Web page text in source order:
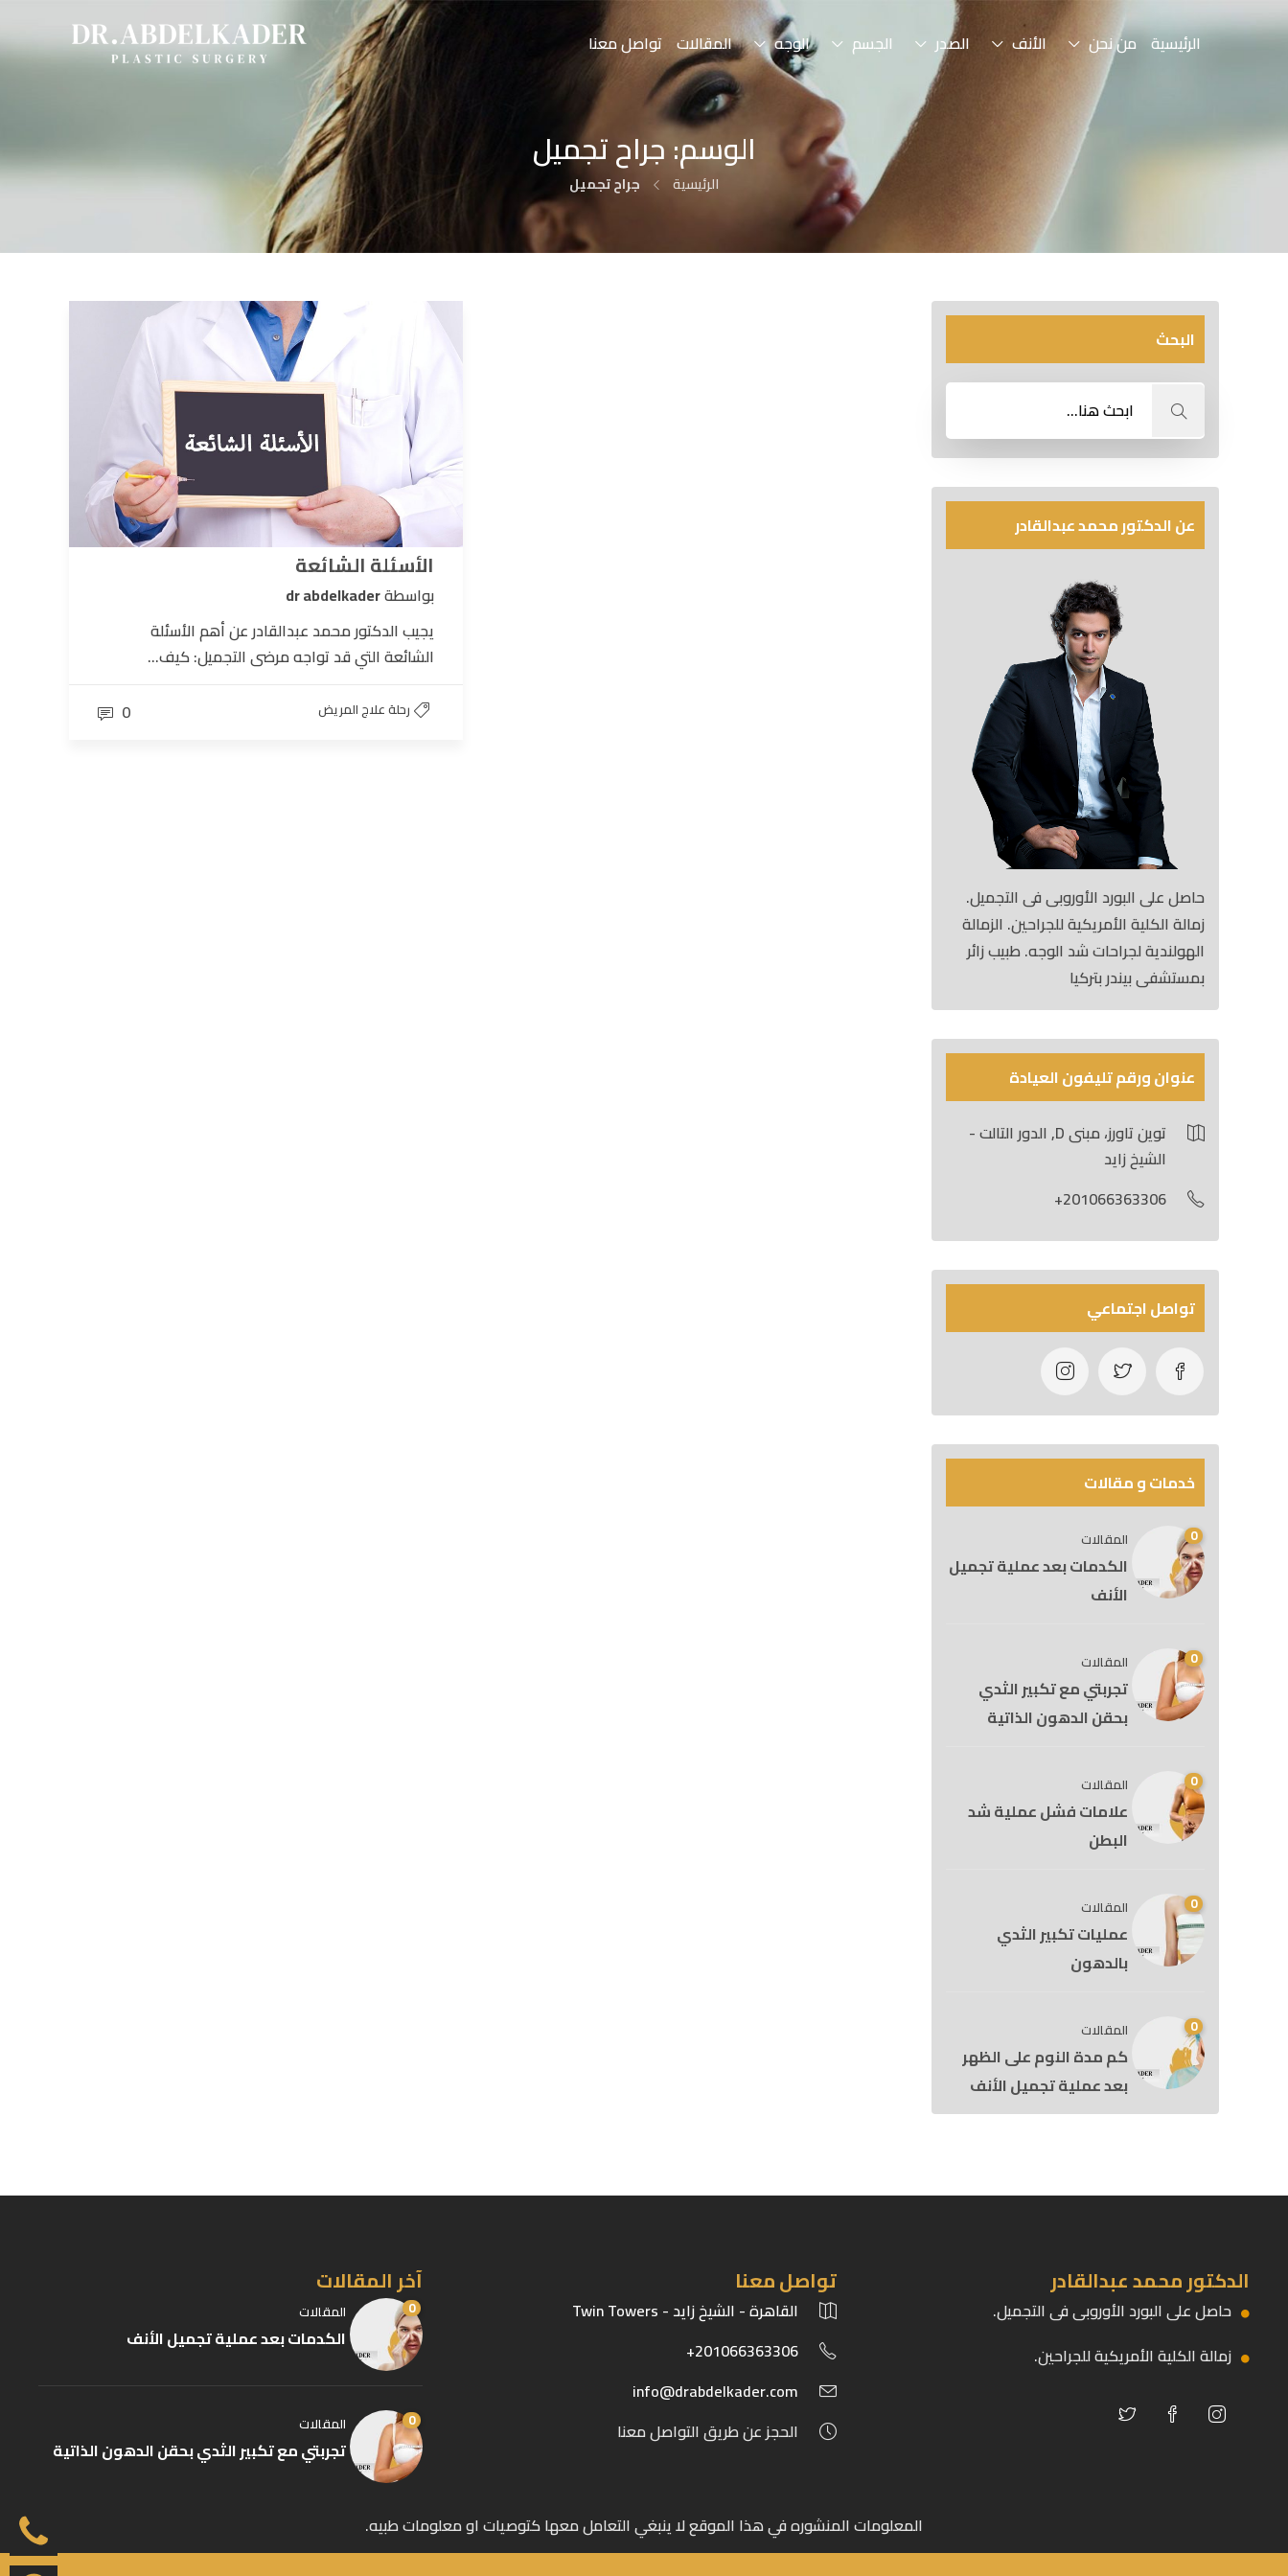
الرئيسية من نحن الأنف الصدر الجسم الوجه المقالات تواصل معنا
الوسم:جراح تجميل
الرئيسية جراح تجميل
الأسئلة الشائعة
بواسطةdr abdelkader
يجيب الدكتور محمد عبدالقادر عن أهم الأسئلة
الشائعة التي قد تواجه مرضى التجميل: كيف...
رحلة علاج المريض 0
البحث
عن الدكتور محمد عبدالقادر
حاصل على البورد الأوروبى فى التجميل.
زمالة الكلية الأمريكية للجراحين. الزمالة
الهولندية لجراحات شد الوجه. طبيب زائر
بمستشفى بيندر بتركيا
عنوان ورقم تليفون العيادة
توين تاورز، مبنى D, الدور التالت -
الشيخ زايد
201066363306+
تواصل اجتماعي
خدمات و مقالات
0 المقالات
الكدمات بعد عملية تجميل
الأنف
0 المقالات
تجربتي مع تكبير الثدي
بحقن الدهون الذاتية
0 المقالات
علامات فشل عملية شد
البطن
0 المقالات
عمليات تكبير الثدي
بالدهون
0 المقالات
كم مدة النوم على الظهر
بعد عملية تجميل الأنف
الدكتور محمد عبدالقادر
حاصل على البورد الأوروبى فى التجميل.
زمالة الكلية الأمريكية للجراحين.
تواصل معنا
القاهرة - الشيخ زايد - Twin Towers
201066363306+
info@drabdelkader.com
الحجز عن طريق التواصل معنا
آخر المقالات
0 المقالات
الكدمات بعد عملية تجميل الأنف
0 المقالات
تجربتي مع تكبير الثدي بحقن الدهون الذاتية
المعلومات المنشوره في هذا الموقع لا ينبغي التعامل معها كتوصيات او معلومات طبيه.